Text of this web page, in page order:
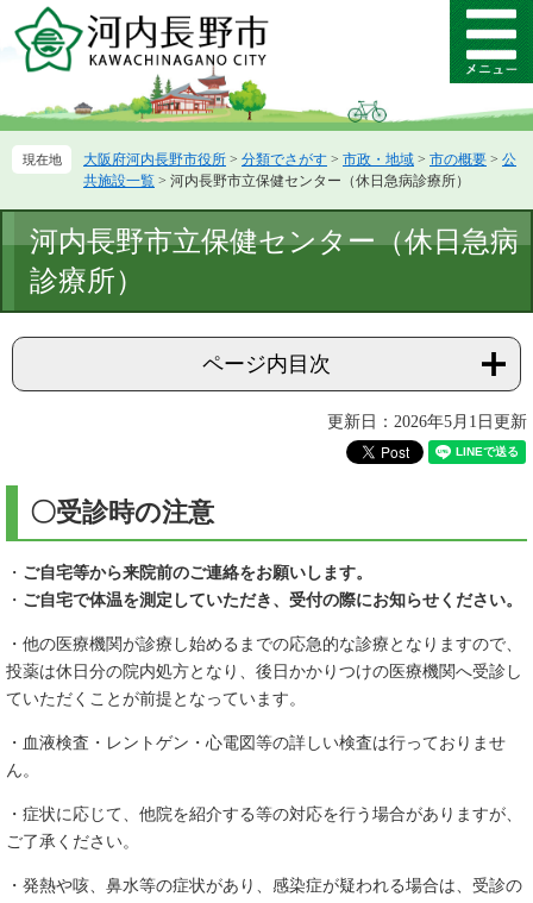
ー
先
ニ
を
て
メ
ニ
ー
大阪府河内長野市役所 > 分類でさがす > 市政・地域 > 市の概要 > 公
共施設一覧 > 河内長野市立保健センター（休日急病診療所）
文
河内長野市立保健センター（休日急病
診療所）
ページ内目次
更新日：2026年5月1日更新
〇受診時の注意
・ ご自宅等から来院前のご連絡をお願いします。
・ ご自宅で体温を測定していただき、受付の際にお知らせください。
・他の医療機関が診療し始めるまでの応急的な診療となりますので、
投薬は休日分の院内処方となり、後日かかりつけの医療機関へ受診し
ていただくことが前提となっています。
・血液検査・レントゲン・心電図等の詳しい検査は行っておりませ
ん。
・症状に応じて、他院を紹介する等の対応を行う場合がありますが、
ご了承ください。
・発熱や咳、鼻水等の症状があり、感染症が疑われる場合は、受診の